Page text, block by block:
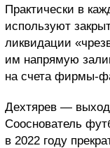
Практически в
используют
ликвидации
им напрямую
на счета фирмы-
Дехтярев —
Сооснователь
в 2022 году